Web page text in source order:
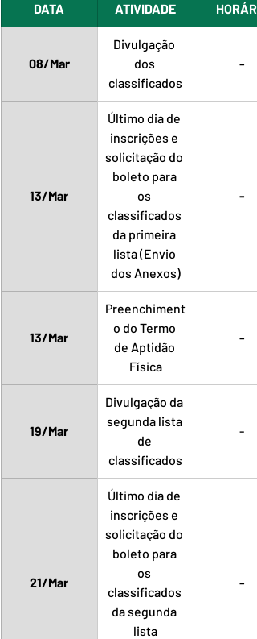
DATA ATIVIDADE
08/Mar
Divulgação
dos
classificados
-
13/Mar
Último dia de
inscrições e
solicitação do
boleto para
os
classificados
da primeira
lista (Envio
dos Anexos)
-
13/Mar
Preenchiment
o do Termo
de Aptidão
Física
-
19/Mar
Divulgação da
segunda lista
de
classificados
-
21/Mar
Último dia de
inscrições e
solicitação do
boleto para
os
classificados
da segunda
lista
-